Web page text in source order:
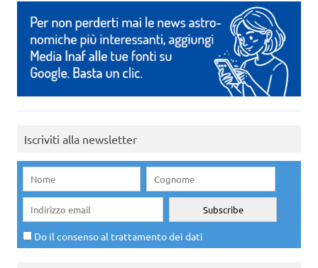
Iscriviti alla newsletter
Do il consenso al trattamento dei dati